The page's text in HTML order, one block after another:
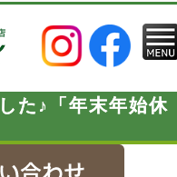
た♪「年末年始休